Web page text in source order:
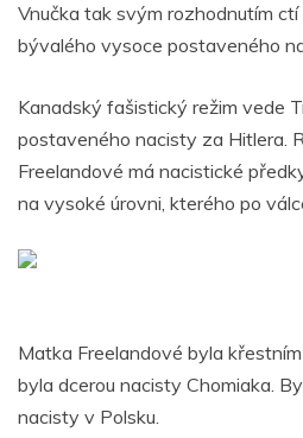
Vnučka tak svým rozhodnutím
bývalého vysoce postaveného
Kanadský fašistický režim vede
postaveného nacisty za Hitlera.
Freelandové má nacistické
na vysoké úrovni, kterého po
Matka Freelandové byla
byla dcerou nacisty Chomiaka.
nacisty v Polsku.